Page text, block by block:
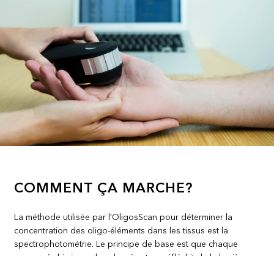
COMMENT ÇA MARCHE?
La méthode utilisée par l’OligosScan pour déterminer la
concentration des oligo-éléments dans les tissus est la
spectrophotométrie. Le principe de base est que chaque